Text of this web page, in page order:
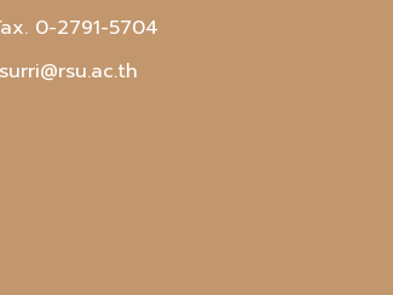
0-2791-5704